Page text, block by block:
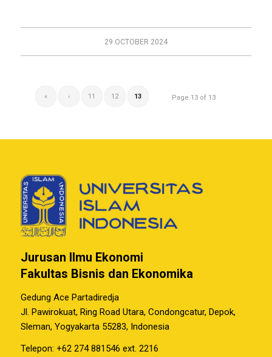
29 OCTOBER 2024
Page 13 of 13
« ‹ 11 12 13
Jurusan Ilmu Ekonomi
Fakultas Bisnis dan Ekonomika
Gedung Ace Partadiredja
Jl. Pawirokuat, Ring Road Utara, Condongcatur, Depok,
Sleman, Yogyakarta 55283, Indonesia
Telepon: +62 274 881546 ext. 2216